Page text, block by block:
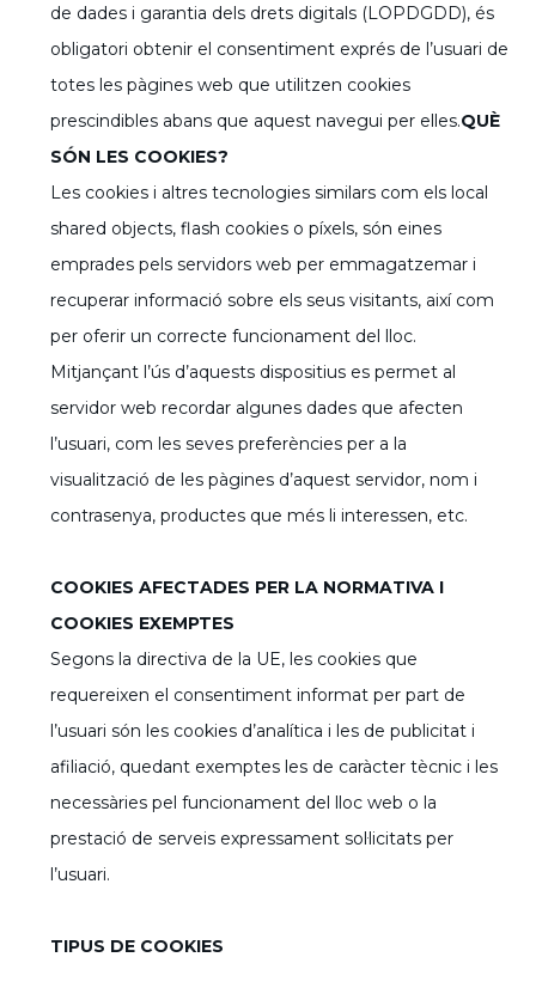
de dades i garantia dels drets digitals (LOPDGDD), és
obligatori obtenir el consentiment exprés de l’usuari de
totes les pàgines web que utilitzen cookies
prescindibles abans que aquest navegui per elles.QUÈ
SÓN LES COOKIES?
Les cookies i altres tecnologies similars com els local
shared objects, flash cookies o píxels, són eines
emprades pels servidors web per emmagatzemar i
recuperar informació sobre els seus visitants, així com
per oferir un correcte funcionament del lloc.
Mitjançant l’ús d’aquests dispositius es permet al
servidor web recordar algunes dades que afecten
l’usuari, com les seves preferències per a la
visualització de les pàgines d’aquest servidor, nom i
contrasenya, productes que més li interessen, etc.
COOKIES AFECTADES PER LA NORMATIVA I
COOKIES EXEMPTES
Segons la directiva de la UE, les cookies que
requereixen el consentiment informat per part de
l’usuari són les cookies d’analítica i les de publicitat i
afiliació, quedant exemptes les de caràcter tècnic i les
necessàries pel funcionament del lloc web o la
prestació de serveis expressament sol·licitats per
l’usuari.
TIPUS DE COOKIES